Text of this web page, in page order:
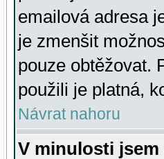
emailová adresa
je zmenšit
pouze obtěžovat.
použili je platná,
Návrat nahoru
V minulosti jsem